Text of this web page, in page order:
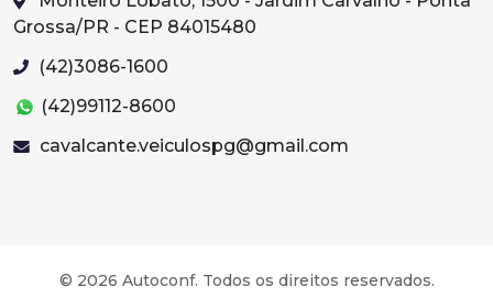
Grossa/PR - CEP 84015480
(42)3086-1600
(42)99112-8600
cavalcante.veiculospg@gmail.com
© 2026 Autoconf. Todos os direitos reservados.